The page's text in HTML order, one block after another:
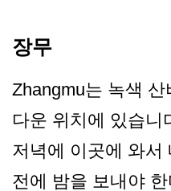
장무
Zhangmu는 녹색
다운 위치에 있습니
저녁에 이곳에 와서
전에 밤을 보내야